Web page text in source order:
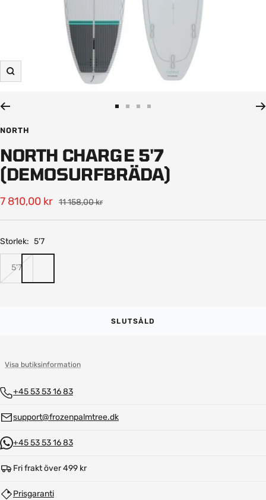
Zooma
1
2
3 4
NORTH
NORTH CHARGE 5'7
(DEMOSURFBRÄDA)
Rea-
pris
7 810,00 kr Pris
11 158,00 kr
Storlek: 5'7
5'7
SLUTSÅLD
Visa butiksinformation
+45 53 53 16 83
support@frozenpalmtree.dk
+45 53 53 16 83
Fri frakt över 499 kr
Prisgaranti